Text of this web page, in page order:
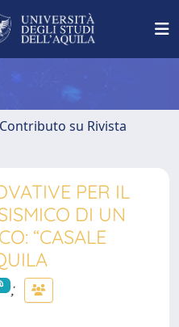
su Rivista
PER IL
DI UN
“CASALE
;